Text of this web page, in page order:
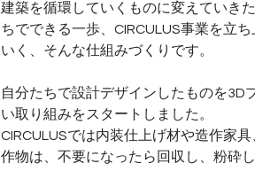
建築を循環していくものに変えていき
ちでできる一歩、CIRCULUS事業を立
いく、そんな仕組みづくりです。
自分たちで設計デザインしたものを3D
い取り組みをスタートしました。
CIRCULUSでは内装仕上げ材や造作家
作物は、不要になったら回収し、粉砕